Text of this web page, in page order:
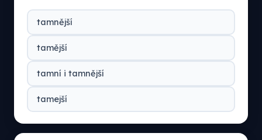
tamnější
tamější
tamní i tamnější
tamejší